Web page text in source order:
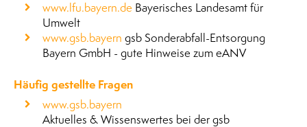
www.lfu.bayern.de Bayerisches Landesamt für
Umwelt
www.gsb.bayern gsb Sonderabfall-Entsorgung
Bayern GmbH - gute Hinweise zum eANV
Häufig gestellte Fragen
www.gsb.bayern
Aktuelles & Wissenswertes bei der gsb